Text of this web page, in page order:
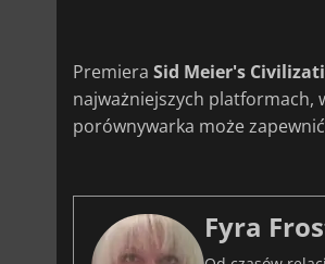
Premiera Sid Meier's
najważniejszych platformach,
porównywarka może zapewnić
Fyra